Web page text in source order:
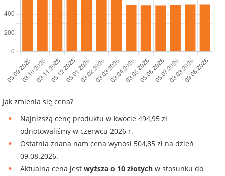
Jak zmienia się cena?
Najniższą cenę produktu w kwocie 494,95 zł
odnotowaliśmy w czerwcu 2026 r.
Ostatnia znana nam cena wynosi 504,85 zł na dzień
09.08.2026.
Aktualna cena jest wyższa o 10 złotych w stosunku do